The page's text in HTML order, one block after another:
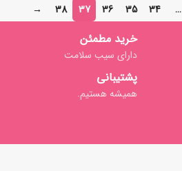
…
34
35
36
37
38
→
خرید مطمئن
دارای سیب سلامت
پشتیبانی
همیشه هستیم.